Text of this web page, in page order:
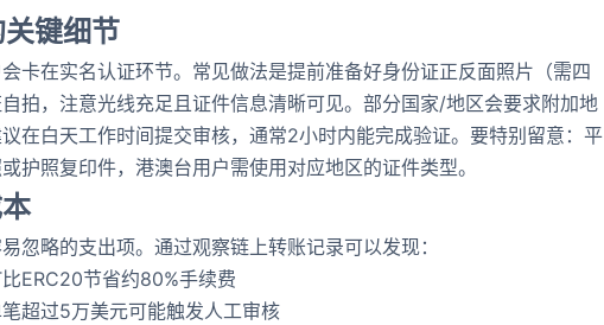
键细节
卡在实名认证环节。常见做法是提前准备好身份证正反面照片（需四
拍，注意光线充足且证件信息清晰可见。部分国家/地区会要求附加地
在白天工作时间提交审核，通常2小时内能完成验证。要特别留意：平
护照复印件，港澳台用户需使用对应地区的证件类型。
忽略的支出项。通过观察链上转账记录可以发现：
ERC20节省约80%手续费
超过5万美元可能触发人工审核